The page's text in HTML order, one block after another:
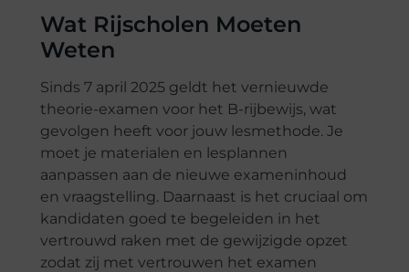
Wat Rijscholen Moeten
Weten
Sinds 7 april 2025 geldt het vernieuwde
theorie-examen voor het B-rijbewijs, wat
gevolgen heeft voor jouw lesmethode. Je
moet je materialen en lesplannen
aanpassen aan de nieuwe exameninhoud
en vraagstelling. Daarnaast is het cruciaal om
kandidaten goed te begeleiden in het
vertrouwd raken met de gewijzigde opzet
zodat zij met vertrouwen het examen